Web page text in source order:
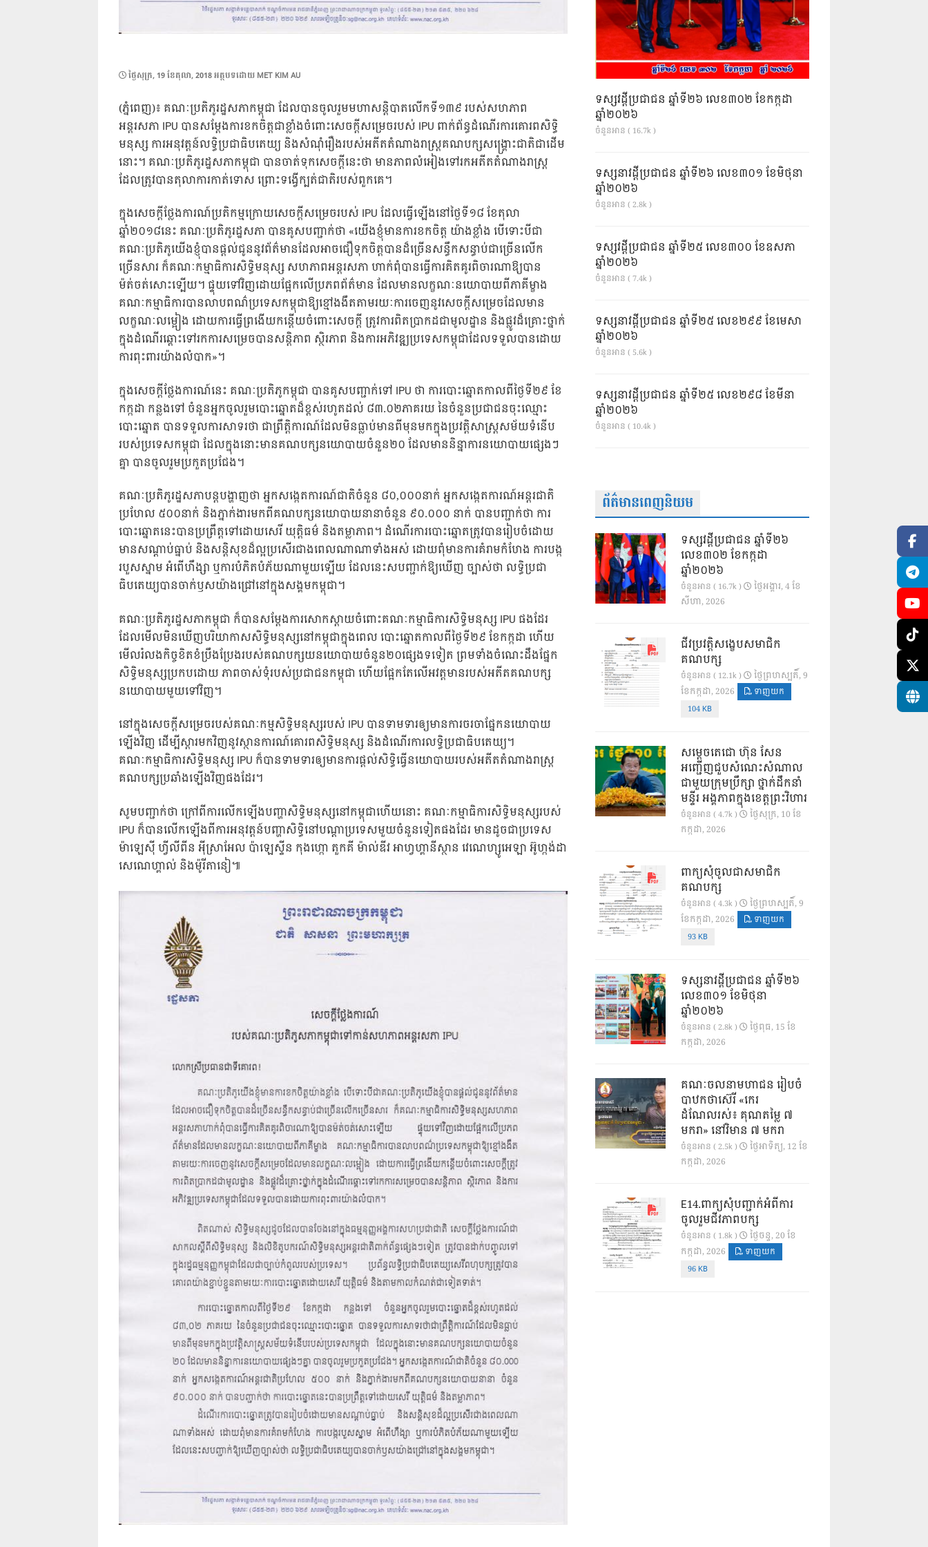
POSTED
ថ្ងៃ​សុក្រ, 19 ខែ​តុលា, 2018អត្ថបទដោយ MET KIM AU
(ភ្នំពេញ)៖ គណៈប្រតិភូរដ្ឋសភាកម្ពុជា ដែលបានចូលរួមមហាសន្តិបាតលើកទី១៣៩ របស់សហភាព
អន្ដរសភា IPU បានសម្តែងការខកចិត្តជាខ្លាំងចំពោះសេចក្តីសម្រេចរបស់ IPU ពាក់ព័ន្ធដំណើរការគោរពសិទ្ធិ
មនុស្ស ការអនុវត្តន៍លទ្ធិប្រជាធិបតេយ្យ និងសំណុំរឿងរបស់អតីតតំណាងរាស្ត្រគណបក្សសង្គ្រោះជាតិជាដើម
នោះ។ គណៈប្រតិភូរដ្ឋសភាកម្ពុជា បានចាត់ទុកសេចក្តីនេះថា មានភាពលំអៀងទៅរកអតីតតំណាងរាស្ត្រ
ដែលត្រូវបានតុលាការកាត់ទោស ព្រោះទង្វើក្បត់ជាតិរបស់ពួកគេ។
ក្នុងសេចក្តីថ្លែងការណ៍ប្រតិកម្មក្រោយសេចក្តីសម្រេចរបស់ IPU ដែលធ្វើឡើងនៅថ្ងៃទី១៨ ខែតុលា
ឆ្នាំ២០១៨នេះ គណៈប្រតិភូរដ្ឋសភា បានគូសបញ្ជាក់ថា «យើងខ្ញុំមានការខកចិត្ត យ៉ាងខ្លាំង បើទោះបីជា
គណៈប្រតិភូយើងខ្ញុំបានផ្តល់ជូននូវព័ត៌មានដែលអាចជឿទុកចិត្តបានដ៏ច្រើនសន្ធឹកសន្ធាប់ជាច្រើនលើក
ច្រើនសារ ក៏គណៈកម្មាធិការសិទ្ធិមនុស្ស សហភាពអន្តរសភា ហាក់ពុំបានធ្វើការគិតគូរពិចារណាឱ្យបាន
ម៉ត់ចត់សោះទ្បើយ។ ផ្ទុយទៅវិញដោយផ្អែកលើប្រភពព័ត៌មាន ដែលមានលក្ខណៈនយោបាយពីភាគីម្ខាង
គណៈកម្មាធិការបានលាបពណ៌ប្រទេសកម្ពុជាឱ្យខ្មៅងងឹតតាមរយៈការចេញនូវសេចក្តីសម្រេចដែលមាន
លក្ខណៈលម្អៀង ដោយការធ្វើព្រងើយកន្តើយចំពោះសេចក្តី ត្រូវការពិតប្រាកដជាមូលដ្ឋាន និងផ្លូវដ៏គ្រោះថ្នាក់
ក្នុងដំណើរឆ្ពោះទៅរកការសម្រេចបានសន្តិភាព ស្ថិរភាព និងការអភិវឌ្ឍប្រទេសកម្ពុជាដែលទទួលបានដោយ
ការពុះពារយ៉ាងលំបាក»។
ក្នុងសេចក្តីថ្លែងការណ៍នេះ គណៈប្រតិភូកម្ពុជា បានគូសបញ្ជាក់ទៅ IPU ថា ការបោះឆ្នោតកាលពីថ្ងៃទី២៩ ខែ
កក្កដា កន្លងទៅ ចំនួនអ្នកចូលរួមបោះឆ្នោតដ៏ខ្ពស់រហូតដល់ ៨៣.០២ភាគរយ នៃចំនួនប្រជាជនចុះឈ្មោះ
បោះឆ្នោត បានទទួលការសាទរថា ជាព្រឹត្តិការណ៍ដែលមិនធ្លាប់មានពីមុនមកក្នុងប្រវត្តិសាស្រ្តសម័យទំនើប
របស់ប្រទេសកម្ពុជា ដែលក្នុងនោះមានគណបក្សនយោបាយចំនួន២០ ដែលមាននិន្នាការនយោបាយផ្សេងៗ
គ្នា បានចូលរួមប្រកួតប្រជែង។
គណៈប្រតិភូរដ្ឋសភាបន្តបង្ហាញថា អ្នកសង្កេតការណ៍ជាតិចំនួន ៨០,០០០នាក់ អ្នកសង្កេតការណ៍អន្តរជាតិ
ប្រហែល ៥០០នាក់ និងភ្នាក់ងារមកពីគណបក្សនយោបាយនានាចំនួន ៩០.០០០ នាក់ បានបញ្ជាក់ថា ការ
បោះឆ្នោតនេះបានប្រព្រឹត្តទៅដោយសេរី យុត្តិធម៌ និងតម្លាភាព។ ដំណើរការបោះឆ្នោតត្រូវបានរៀបចំដោយ
មានសណ្តាប់ធ្នាប់ និងសន្តិសុខដ៏ល្អប្រសើរជាងពេលណាណាទាំងអស់ ដោយពុំមានការគំរាមកំហែង ការបង្ក
របួសស្នាម អំពើហឹង្សា ឬការបំភិតបំភ័យណាមួយទ្បើយ ដែលនេះសបញ្ជាក់ឱ្យឃើញ ច្បាស់ថា លទ្ធិប្រជា
ធិបតេយ្យបានចាក់ឫសយ៉ាងជ្រៅនៅក្នុងសង្គមកម្ពុជា។
គណៈប្រតិភូរដ្ឋសភាកម្ពុជា ក៏បានសម្តែងការសោកស្តាយចំពោះគណៈកម្មាធិការសិទ្ធិមនុស្ស IPU ផងដែរ
ដែលមើលមិនឃើញបរិយាកាសសិទ្ធិមនុស្សនៅកម្ពុជាក្នុងពេល បោះឆ្នោតកាលពីថ្ងៃទី២៩ ខែកក្កដា ហើយ
មើលរំលងកិច្ចខិតខំប្រឹងប្រែងរបស់គណបក្សយនយោបាយចំនួន២០ផ្សេងទទៀត ព្រមទាំងចំណេះដឹងផ្នែក
សិទ្ធិមនុស្សប្រកបដោយ ភាពចាស់ទុំរបស់ប្រជាជនកម្ពុជា ហើយផ្អែកតែលើអវត្តមានរបស់អតីតគណបក្ស
នយោបាយមួយទៅវិញ។
នៅក្នុងសេចក្តីសម្រេចរបស់គណៈកម្មសិទ្ធិមនុស្សរបស់ IPU បានទាមទារឲ្យមានការចរចាផ្នែកនយោបាយ
ឡើងវិញ ដើម្បីស្តារមកវិញនូវស្ថានការណ៍គោរពសិទ្ធិមនុស្ស និងដំណើរការលទ្ធិប្រជាធិបតេយ្យ។
គណៈកម្មាធិការសិទ្ធិមនុស្ស IPU ក៏បានទាមទារឲ្យមានការផ្តល់សិទ្ធិធ្វើនយោបាយរបស់អតីតតំណាងរាស្ត្រ
គណបក្សប្រឆាំងឡើងវិញផងដែរ។
សូមបញ្ជាក់ថា ក្រៅពីការលើកឡើងបញ្ហាសិទ្ធិមនុស្សនៅកម្ពុជាហើយនោះ គណៈកម្មាធិការសិទ្ធិមនុស្សរបស់
IPU ក៏បានលើកឡើងពីការអនុវត្តន៍បញ្ហាសិទ្ធិនៅបណ្តាប្រទេសមួយចំនួនទៀតផងដែរ មានដូចជាប្រទេស
ម៉ាឡេស៊ី ហ្វីលីពីន អ៉ីស្រាអែល ប៉ាឡេស្ទីន កុងហ្កោ តួកគី ម៉ាល់ឌីវ អាហ្វហ្គានីស្ថាន វេណេហ្សូអេឡា អ៊ូហ្កង់ដា
សេណេហ្គាល់ និងម៉ូរីតានៀ៕
ទស្សវដ្តីប្រជាជន ឆ្នាំទី២៦ លេខ៣០២ ខែកក្កដា
ឆ្នាំ២០២៦
ចំនួនអាន ( 16.7k )
ទស្សនាវដ្ដីប្រជាជន ឆ្នាំទី២៦ លេខ៣០១ ខែមិថុនា
ឆ្នាំ២០២៦
ចំនួនអាន ( 2.8k )
ទស្សវដ្តីប្រជាជន ឆ្នាំទី២៥ លេខ៣០០ ខែឧសភា
ឆ្នាំ២០២៦
ចំនួនអាន ( 7.4k )
ទស្សនាវដ្ដីប្រជាជន ឆ្នាំទី២៥ លេខ២៩៩ ខែមេសា
ឆ្នាំ២០២៦
ចំនួនអាន ( 5.6k )
ទស្សនាវដ្ដីប្រជាជន ឆ្នាំទី២៥ លេខ២៩៨ ខែមីនា
ឆ្នាំ២០២៦
ចំនួនអាន ( 10.4k )
ព័ត៌មានពេញនិយម
ទស្សវដ្តីប្រជាជន ឆ្នាំទី២៦
លេខ៣០២ ខែកក្កដា
ឆ្នាំ២០២៦
ចំនួនអាន ( 16.7k )
ថ្ងៃ​អង្គារ, 4 ខែ​
សីហា, 2026
ជីវប្រវត្តិសង្ខេបសមាជិក
គណបក្ស
ចំនួនអាន ( 12.1k )
ថ្ងៃ​ព្រហស្បតិ៍, 9
ខែ​កក្កដា, 2026
ទាញយក
104 KB
សម្តេចតេជោ ហ៊ុន សែន
អញ្ជើញជួបសំណេះសំណាល
ជាមួយក្រុមប្រឹក្សា ថ្នាក់ដឹកនាំ
មន្ទីរ អង្គភាពក្នុងខេត្តព្រះវិហារ
ចំនួនអាន ( 4.7k )
ថ្ងៃ​សុក្រ, 10 ខែ​
កក្កដា, 2026
ពាក្យសុំចូលជាសមាជិក
គណបក្ស
ចំនួនអាន ( 4.3k )
ថ្ងៃ​ព្រហស្បតិ៍, 9
ខែ​កក្កដា, 2026
ទាញយក
93 KB
ទស្សនាវដ្ដីប្រជាជន ឆ្នាំទី២៦
លេខ៣០១ ខែមិថុនា
ឆ្នាំ២០២៦
ចំនួនអាន ( 2.8k )
ថ្ងៃ​ពុធ, 15 ខែ​
កក្កដា, 2026
គណៈចលនាមហាជន រៀបចំ
បាឋកថាស៊េរី «កេរ
ដំណែលរស់៖ គុណតម្លៃ ៧
មករា» នៅវិមាន ៧ មករា
ចំនួនអាន ( 2.5k )
ថ្ងៃ​អាទិត្យ, 12 ខែ​
កក្កដា, 2026
E14.ពាក្យសុំបញ្ជាក់អំពីការ
ចូលរួមជីវភាពបក្ស
ចំនួនអាន ( 1.8k )
ថ្ងៃ​ចន្ទ, 20 ខែ​
កក្កដា, 2026
ទាញយក
96 KB